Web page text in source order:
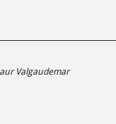
Valgaudemar